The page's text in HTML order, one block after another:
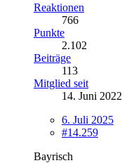
Reaktionen
766
Punkte
2.102
Beiträge
113
Mitglied seit
14. Juni 2022
6. Juli 2025
#14.259
Bayrisch